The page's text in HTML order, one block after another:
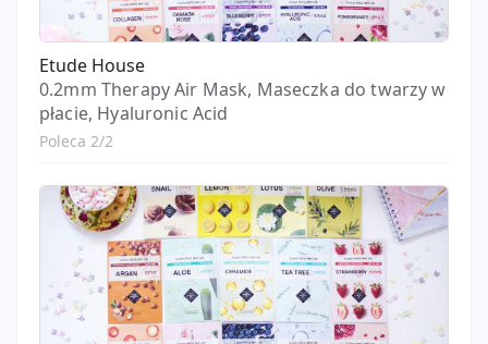
Etude House
0.2mm Therapy Air Mask, Maseczka do twarzy w
płacie, Hyaluronic Acid
Poleca 2/2